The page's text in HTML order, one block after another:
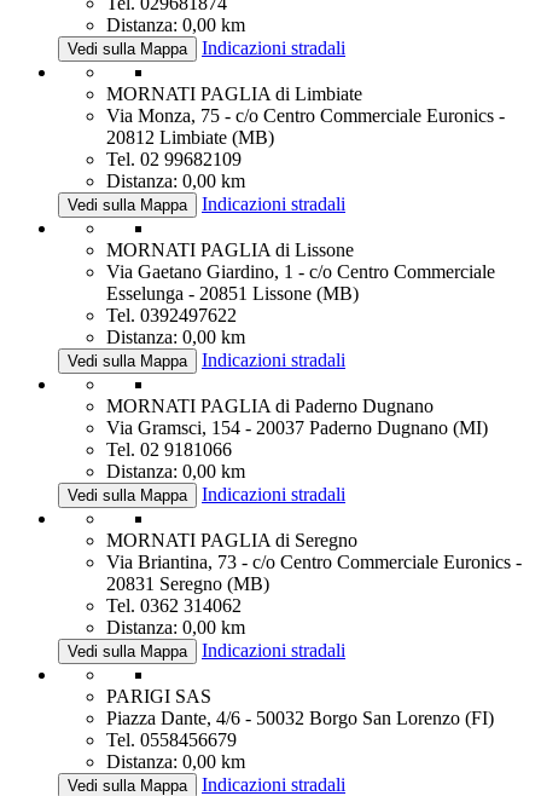
Distanza: 0,00 km
Vedi sulla Mappa Indicazioni stradali
MORNATI PAGLIA di Limbiate
Via Monza, 75 - c/o Centro Commerciale Euronics -
20812 Limbiate (MB)
Tel. 02 99682109
Distanza: 0,00 km
Vedi sulla Mappa Indicazioni stradali
MORNATI PAGLIA di Lissone
Via Gaetano Giardino, 1 - c/o Centro Commerciale
Esselunga - 20851 Lissone (MB)
Tel. 0392497622
Distanza: 0,00 km
Vedi sulla Mappa Indicazioni stradali
MORNATI PAGLIA di Paderno Dugnano
Via Gramsci, 154 - 20037 Paderno Dugnano (MI)
Tel. 02 9181066
Distanza: 0,00 km
Vedi sulla Mappa Indicazioni stradali
MORNATI PAGLIA di Seregno
Via Briantina, 73 - c/o Centro Commerciale Euronics -
20831 Seregno (MB)
Tel. 0362 314062
Distanza: 0,00 km
Vedi sulla Mappa Indicazioni stradali
PARIGI SAS
Piazza Dante, 4/6 - 50032 Borgo San Lorenzo (FI)
Tel. 0558456679
Distanza: 0,00 km
Vedi sulla Mappa Indicazioni stradali